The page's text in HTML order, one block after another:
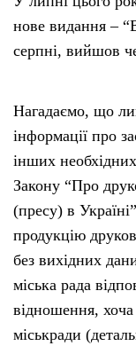
нове видання –
серпні, вийшов
Нагадаємо, що
інформації про
інших
Закону “Про
(пресу) в
продукцію
без вихідних
міська рада
відношення, хоча
міськради